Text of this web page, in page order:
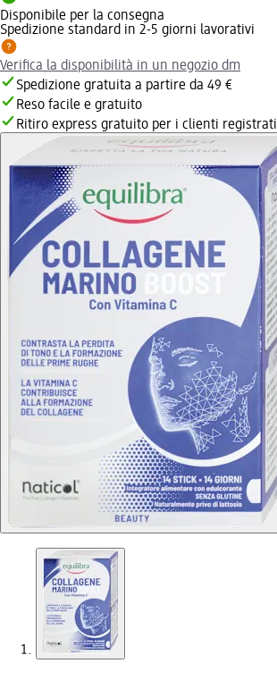
Disponibile per la consegna
Spedizione standard in 2-5 giorni lavorativi
Verifica la disponibilità in un negozio dm
Spedizione gratuita a partire da 49 €
Reso facile e gratuito
Ritiro express gratuito per i clienti registrati